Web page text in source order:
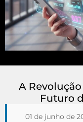
A
Futuro
01 de junho de